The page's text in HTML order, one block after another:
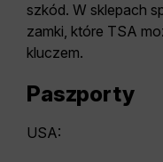
szkód. W sklepach
zamki, które TSA
kluczem.
Paszporty
USA: